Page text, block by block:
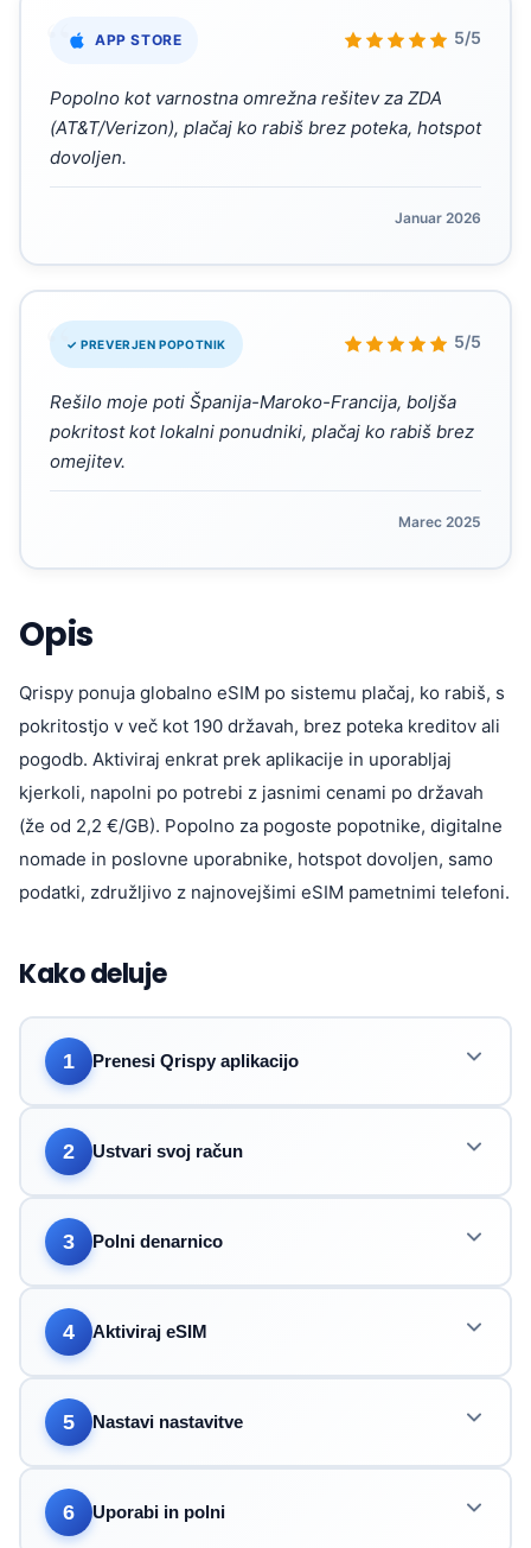
APP STORE 5/5
Popolno kot varnostna omrežna rešitev za ZDA
(AT&T/Verizon), plačaj ko rabiš brez poteka, hotspot
dovoljen.
Januar 2026
✓ PREVERJEN POPOTNIK 5/5
“
Rešilo moje poti Španija-Maroko-Francija, boljša
pokritost kot lokalni ponudniki, plačaj ko rabiš brez
omejitev.
Marec 2025
Opis
Qrispy ponuja globalno eSIM po sistemu plačaj, ko rabiš, s
pokritostjo v več kot 190 državah, brez poteka kreditov ali
pogodb. Aktiviraj enkrat prek aplikacije in uporabljaj
kjerkoli, napolni po potrebi z jasnimi cenami po državah
(že od 2,2 €/GB). Popolno za pogoste popotnike, digitalne
nomade in poslovne uporabnike, hotspot dovoljen, samo
podatki, združljivo z najnovejšimi eSIM pametnimi telefoni.
Kako deluje
1 Prenesi Qrispy aplikacijo
2 Ustvari svoj račun
3 Polni denarnico
4 Aktiviraj eSIM
5 Nastavi nastavitve
6 Uporabi in polni